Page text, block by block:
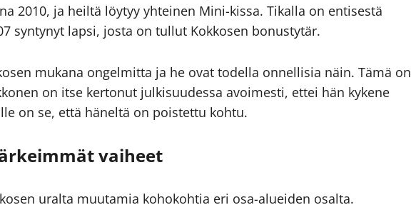
2010, ja heiltä löytyy yhteinen Mini-kissa. Tikalla on entisestä
syntynyt lapsi, josta on tullut Kokkosen bonustytär.
mukana ongelmitta ja he ovat todella onnellisia näin. Tämä on
on itse kertonut julkisuudessa avoimesti, ettei hän kykene
on se, että häneltä on poistettu kohtu.
vaiheet
uralta muutamia kohokohtia eri osa-alueiden osalta.